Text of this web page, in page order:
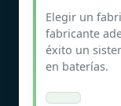
Elegir un
fabricante
éxito un
en baterías.